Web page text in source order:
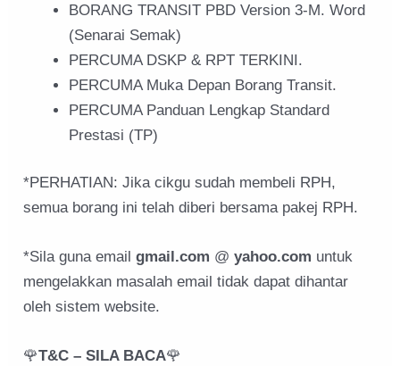
BORANG TRANSIT PBD Version 3-M. Word
(Senarai Semak)
PERCUMA DSKP & RPT TERKINI.
PERCUMA Muka Depan Borang Transit.
PERCUMA Panduan Lengkap Standard
Prestasi (TP)
*PERHATIAN: Jika cikgu sudah membeli RPH,
semua borang ini telah diberi bersama pakej RPH.
*Sila guna emailgmail.com @yahoo.com untuk
mengelakkan masalah email tidak dapat dihantar
oleh sistem website.
🌹T&C – SILA BACA🌹